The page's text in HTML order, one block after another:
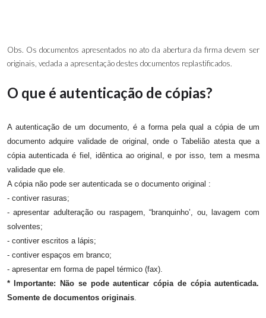
Obs. Os documentos apresentados no ato da abertura da firma devem ser
originais, vedada a apresentação destes documentos replastificados.
O que é autenticação de cópias?
A autenticação de um documento, é a forma pela qual a cópia de um
documento adquire validade de original, onde o Tabelião atesta que a
cópia autenticada é fiel, idêntica ao original, e por isso, tem a mesma
validade que ele.
A cópia não pode ser autenticada se o documento original :
- contiver rasuras;
- apresentar adulteração ou raspagem, “branquinho’, ou, lavagem com
solventes;
- contiver escritos a lápis;
- contiver espaços em branco;
- apresentar em forma de papel térmico (fax).
* Importante: Não se pode autenticar cópia de cópia autenticada.
Somente de documentos originais.